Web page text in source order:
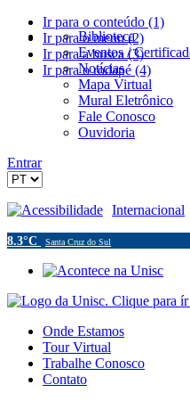
Ir para o conteúdo (1)
Ir para o menu (2)
Ir para a busca (3)
Ir para o rodapé (4)
Biblioteca
Eventos /
Notícias
Mapa Virtual
Mural Eletrônico
Fale Conosco
Ouvidoria
Entrar
Acessibilidade Internacional
8.3°C Santa Cruz do Sul
Onde Estamos
Tour Virtual
Trabalhe Conosco
Contato